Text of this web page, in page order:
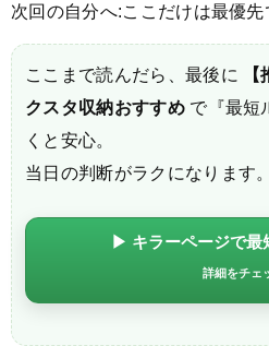
次回の自分へ:ここだけは最優先
ここまで読んだら、最後に
クスタ収納おすすめで『最短
くと安心。
当日の判断がラクになります。
▶ キラーページで最
詳細をチェ